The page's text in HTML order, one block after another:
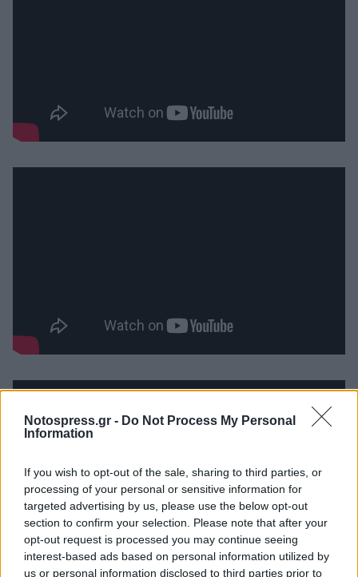
Notospress.gr - Do Not Process My Personal
Information
If you wish to opt-out of the sale, sharing to third parties, or
processing of your personal or sensitive information for
targeted advertising by us, please use the below opt-out
section to confirm your selection. Please note that after your
opt-out request is processed you may continue seeing
interest-based ads based on personal information utilized by
us or personal information disclosed to third parties prior to